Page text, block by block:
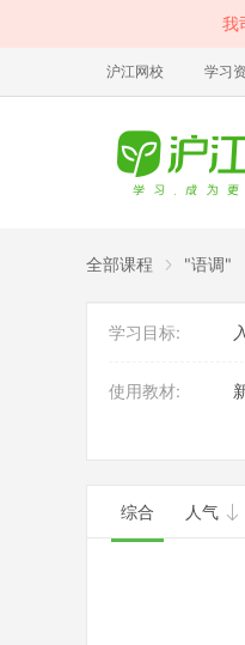
我
沪江网校 学习
全部课程 "语调"
学习目标:
使用教材:
综合 人气